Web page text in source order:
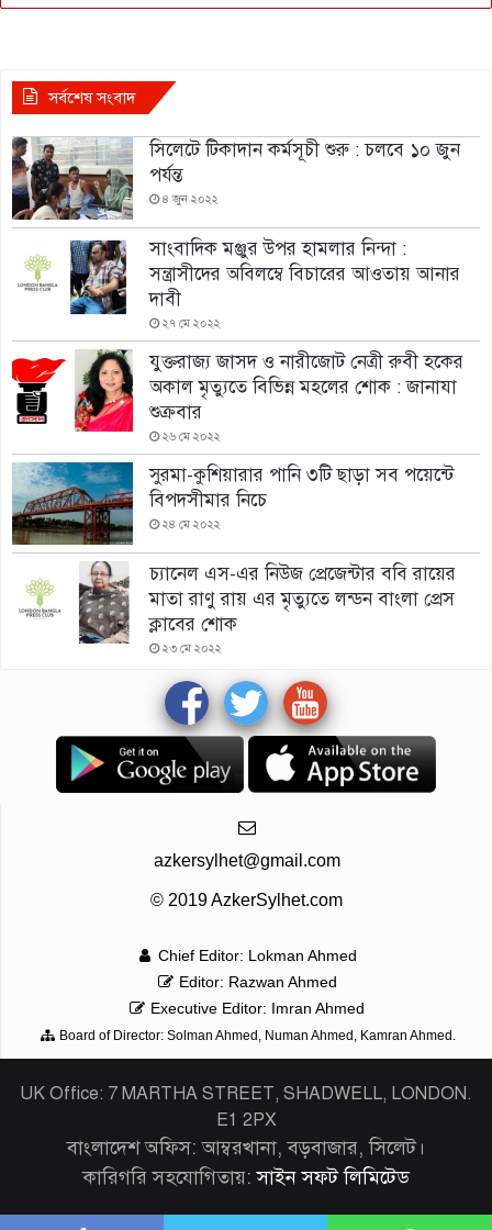
সর্বশেষ সংবাদ
সিলেটে টিকাদান কর্মসূচী শুরু : চলবে ১০ জুন
পর্যন্ত
৪ জুন ২০২২
সাংবাদিক মঞ্জুর উপর হামলার নিন্দা :
সন্ত্রাসীদের অবিলম্বে বিচারের আওতায় আনার
দাবী
২৭ মে ২০২২
যুক্তরাজ্য জাসদ ও নারীজোট নেত্রী রুবী হকের
অকাল মৃত্যুতে বিভিন্ন মহলের শোক : জানাযা
শুক্রবার
২৬ মে ২০২২
সুরমা-কুশিয়ারার পানি ৩টি ছাড়া সব পয়েন্টে
বিপদসীমার নিচে
২৪ মে ২০২২
চ্যানেল এস-এর নিউজ প্রেজেন্টার ববি রায়ের
মাতা রাণু রায় এর মৃত্যুতে লন্ডন বাংলা প্রেস
ক্লাবের শোক
২৩ মে ২০২২
azkersylhet@gmail.com
© 2019 AzkerSylhet.com
Chief Editor: Lokman Ahmed
Editor: Razwan Ahmed
Executive Editor: Imran Ahmed
Board of Director: Solman Ahmed, Numan Ahmed, Kamran Ahmed.
UK Office: 7 MARTHA STREET, SHADWELL, LONDON.
E1 2PX
বাংলাদেশ অফিস: আম্বরখানা, বড়বাজার, সিলেট।
কারিগরি সহযোগিতায়:সাইন সফট লিমিটেড